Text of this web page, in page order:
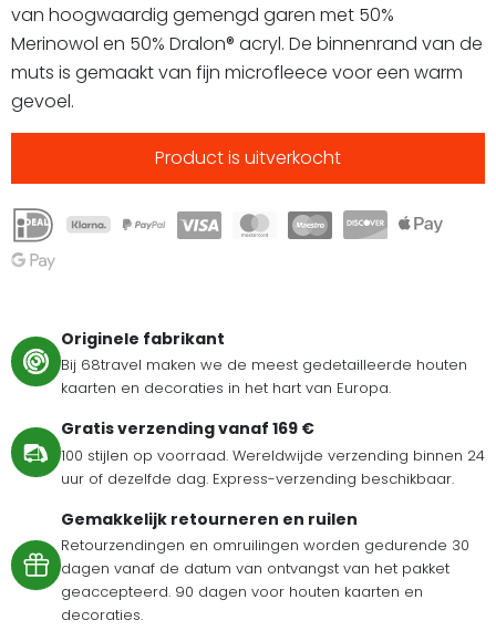
van hoogwaardig gemengd garen met 50%
Merinowol en 50% Dralon® acryl. De binnenrand van de
muts is gemaakt van fijn microfleece voor een warm
gevoel.
Product is uitverkocht
Originele fabrikant
Bij 68travel maken we de meest gedetailleerde houten
kaarten en decoraties in het hart van Europa.
Gratis verzending vanaf 169 €
100 stijlen op voorraad. Wereldwijde verzending binnen 24
uur of dezelfde dag. Express-verzending beschikbaar.
Gemakkelijk retourneren en ruilen
Retourzendingen en omruilingen worden gedurende 30
dagen vanaf de datum van ontvangst van het pakket
geaccepteerd. 90 dagen voor houten kaarten en
decoraties.